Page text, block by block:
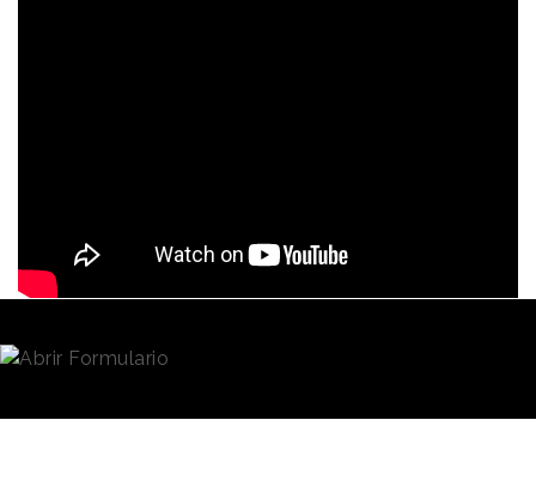
España es el segundo país del mundo con la mayor